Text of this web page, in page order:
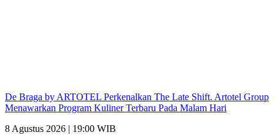
De Braga by ARTOTEL Perkenalkan The Late Shift. Artotel Group
Menawarkan Program Kuliner Terbaru Pada Malam Hari
8 Agustus 2026 | 19:00 WIB